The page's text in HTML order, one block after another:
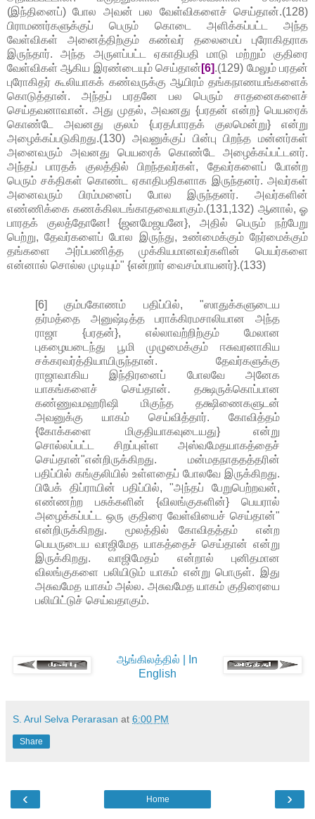
(இந்தினைப்) போல அவன் பல வேள்விகளைச் செய்தான்.(128)
பிராமணர்களுக்குப் பெரும் கொடை அளிக்கப்பட்ட அந்த
வேள்விகள் அனைத்திற்கும் கண்வர் தலைமைப் புரோகிதராக
இருந்தார். அந்த அருளப்பட்ட ஏகாதிபதி மாடு மற்றும் குதிரை
வேள்விகள் ஆகிய இரண்டையும் செய்தான் [6].(129) மேலும் பரதன்
புரோகிதர் கூலியாகக் கண்வருக்கு ஆயிரம் தங்கநாணயங்களைக்
கொடுத்தான். அந்தப் பரதனே பல பெரும் சாதனைகளைச்
செய்தவனாவான். அது முதல், அவனது {பரதன் என்ற} பெயரைக்
கொண்டே அவனது குலம் {பரத/பாரதக் குலமென்று} என்று
அழைக்கப்படுகிறது.(130) அவனுக்குப் பின்பு பிறந்த மன்னர்கள்
அனைவரும் அவனது பெயரைக் கொண்டே அழைக்கப்பட்டனர்.
அந்தப் பாரதக் குலத்தில் பிறந்தவர்கள், தேவர்களைப் போன்ற
பெரும் சக்திகள் கொண்ட ஏகாதிபதிகளாக இருந்தனர். அவர்கள்
அனைவரும் பிரம்மனைப் போல இருந்தனர். அவர்களின்
எண்ணிக்கை கணக்கிலடங்காதவையாகும்.(131,132) ஆனால், ஓ
பாரதக் குலத்தோனே! {ஜனமேஜயனே}, அதில் பெரும் நற்பேறு
பெற்று, தேவர்களைப் போல இருந்து, உண்மைக்கும் நேர்மைக்கும்
தங்களை அர்ப்பணித்த முக்கியமானவர்களின் பெயர்களை
என்னால் சொல்ல முடியும்" {என்றார் வைசம்பாயனர்}.(133)
[6] கும்பகோணம் பதிப்பில், "ஸாதுக்களுடைய
தர்மத்தை அனுஷ்டித்த பராக்கிரமசாலியான அந்த
ராஜா {பரதன்}, எல்லாவற்றிற்கும் மேலான
புகழையடைந்து பூமி முழுமைக்கும் ஈசுவரனாகிய
சக்கரவர்த்தியாயிருந்தான். தேவர்களுக்கு
ராஜாவாகிய இந்திரனைப் போலவே அனேக
யாகங்களைச் செய்தான். தக்ஷருக்கொப்பான
கண்ணுவமஹரிஷி மிகுந்த தக்ஷிணைகளுடன்
அவனுக்கு யாகம் செய்வித்தார். கோவித்தம்
{கோக்களை மிகுதியாகவுடையது} என்று
சொல்லப்பட்ட சிறப்புள்ள அஸ்வமேதயாகத்தைச்
செய்தான்"என்றிருக்கிறது. மன்மதநாததத்தரின்
பதிப்பில் கங்குலியில் உள்ளதைப் போலவே இருக்கிறது.
பிபேக் திப்ராயின் பதிப்பில், "அந்தப் பேறுபெற்றவன்,
எண்ணற்ற பசுக்களின் {விலங்குகளின்} பெயரால்
அழைக்கப்பட்ட ஒரு குதிரை வேள்வியைச் செய்தான்"
என்றிருக்கிறது. மூலத்தில் கோவிதத்தம் என்ற
பெயருடைய வாஜிமேத யாகத்தைச் செய்தான் என்று
இருக்கிறது. வாஜிமேதம் என்றால் புனிதமான
விலங்குகளை பலியிடும் யாகம் என்று பொருள். இது
அசுவமேத யாகம் அல்ல. அசுவமேத யாகம் குதிரையை
பலியிட்டுச் செய்வதாகும்.
ஆங்கிலத்தில் | In
English
S. Arul Selva Perarasan at 6:00 PM
Share
‹ ›
Home